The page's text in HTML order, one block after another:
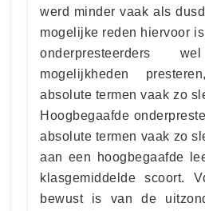
werd minder vaak als
mogelijke reden hiervoor
onderpresteerders
mogelijkheden
absolute termen vaak zo
Hoogbegaafde
absolute termen vaak zo
aan een hoogbegaafde
klasgemiddelde scoort.
bewust is van de